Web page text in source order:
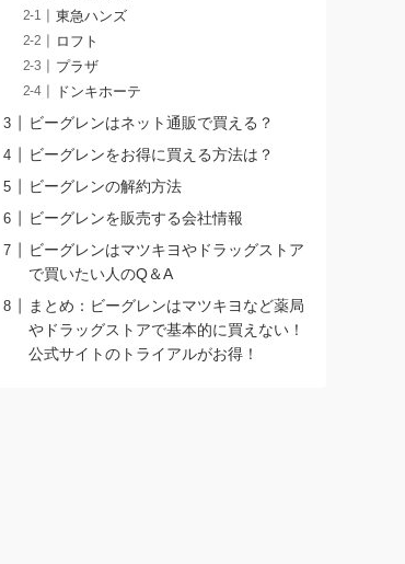
東急ハンズ
ロフト
プラザ
ドンキホーテ
ビーグレンはネット通販で買える？
ビーグレンをお得に買える方法は？
ビーグレンの解約方法
ビーグレンを販売する会社情報
ビーグレンはマツキヨやドラッグストア
で買いたい人のQ＆A
まとめ：ビーグレンはマツキヨなど薬局
やドラッグストアで基本的に買えない！
公式サイトのトライアルがお得！